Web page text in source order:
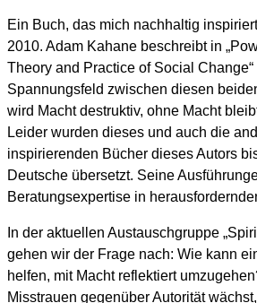
Ein Buch, das mich nachhaltig
2010. Adam Kahane beschreibt in
Theory and Practice of Social
Spannungsfeld zwischen diesen
wird Macht destruktiv, ohne Macht
Leider wurden dieses und auch die
inspirierenden Bücher dieses Autors
Deutsche übersetzt. Seine
Beratungsexpertise in
In der aktuellen Austauschgruppe
gehen wir der Frage nach: Wie kann
helfen, mit Macht reflektiert
Misstrauen gegenüber Autorität